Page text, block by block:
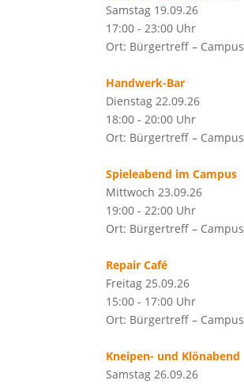
Samstag 19.09.26
17:00 - 23:00 Uhr
Ort: Bürgertreff – Campus
Handwerk-Bar
Dienstag 22.09.26
18:00 - 20:00 Uhr
Ort: Bürgertreff – Campus
Spieleabend im Campus
Mittwoch 23.09.26
19:00 - 22:00 Uhr
Ort: Bürgertreff – Campus
Repair Café
Freitag 25.09.26
15:00 - 17:00 Uhr
Ort: Bürgertreff – Campus
Kneipen- und Klönabend
Samstag 26.09.26